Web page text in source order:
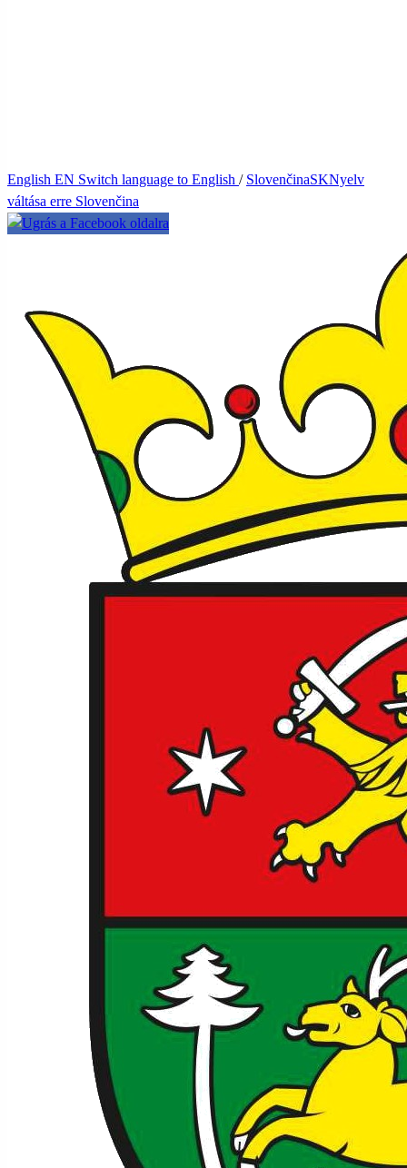
English EN Switch language to English / SlovenčinaSKNyelv
váltása erre Slovenčina